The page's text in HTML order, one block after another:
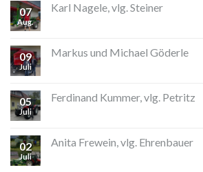
07
Aug.
Karl Nagele, vlg. Steiner
09
Juli
Markus und Michael Göderle
05
Juli
Ferdinand Kummer, vlg. Petritz
02
Juli
Anita Frewein, vlg. Ehrenbauer